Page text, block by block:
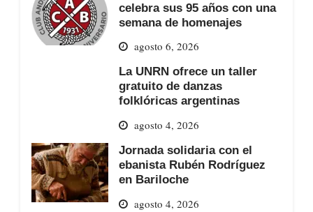
celebra sus 95 años con una
semana de homenajes
agosto 6, 2026
La UNRN ofrece un taller
gratuito de danzas
folklóricas argentinas
agosto 4, 2026
Jornada solidaria con el
ebanista Rubén Rodríguez
en Bariloche
agosto 4, 2026